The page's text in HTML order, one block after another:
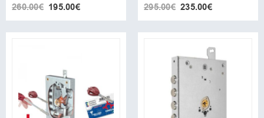
260.00€ 195.00€ 295.00€ 235.00€